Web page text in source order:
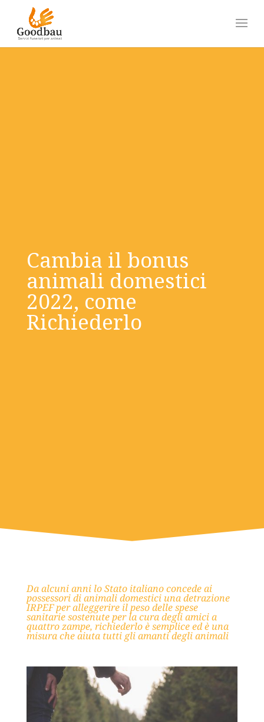
Cambia il bonus
animali domestici
2022, come
Richiederlo
Da alcuni anni lo Stato italiano concede ai
possessori di animali domestici una detrazione
IRPEF per alleggerire il peso delle spese
sanitarie sostenute per la cura degli amici a
quattro zampe, richiederlo è semplice ed è una
misura che aiuta tutti gli amanti degli animali